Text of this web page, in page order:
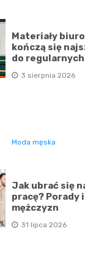
Materiały
kończą się
do
3 sierpnia 2026
Moda męska
Jak ubrać się
pracę? Porady
mężczyzn
31 lipca 2026